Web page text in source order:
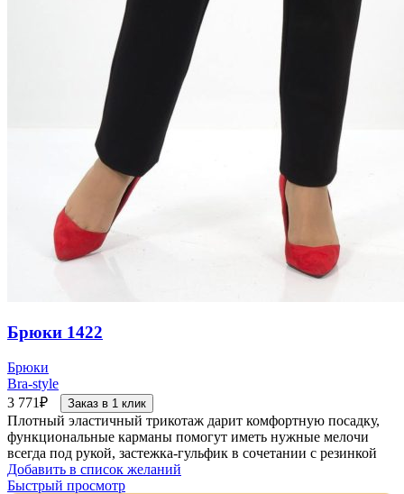
Брюки 1422
Брюки
Bra-style
3 771₽ Заказ в 1 клик
Плотный эластичный трикотаж дарит комфортную посадку,
функциональные карманы помогут иметь нужные мелочи
всегда под рукой, застежка-гульфик в сочетании с резинкой
Добавить в список желаний
Быстрый просмотр